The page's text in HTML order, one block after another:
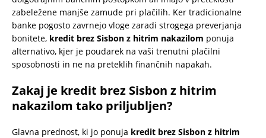
zabeležene manjše zamude pri plačilih. Ker tradicionalne
banke pogosto zavrnejo vloge zaradi strogega preverjanja
bonitete, kredit brez Sisbon z hitrim nakazilom ponuja
alternativo, kjer je poudarek na vaši trenutni plačilni
sposobnosti in ne na preteklih finančnih napakah.
Zakaj je kredit brez Sisbon z hitrim
nakazilom tako priljubljen?
Glavna prednost, ki jo ponuja kredit brez Sisbon z hitrim